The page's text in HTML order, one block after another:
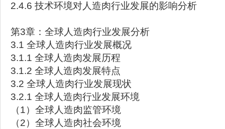
2.4.6 技术环境对人造肉行业发展的影响分析
第3章：全球人造肉行业发展分析
3.1 全球人造肉行业发展概况
3.1.1 全球人造肉发展历程
3.1.2 全球人造肉发展特点
3.2 全球人造肉行业发展现状
3.2.1 全球人造肉行业发展环境
（1）全球人造肉监管环境
（2）全球人造肉社会环境